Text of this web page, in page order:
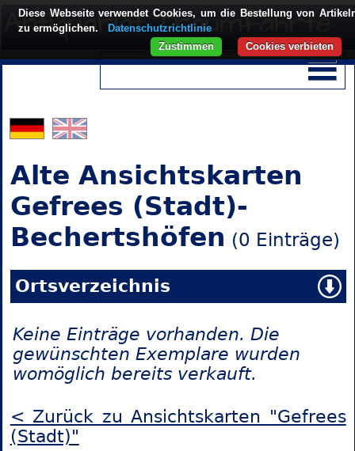
Alte Ansichtskarten
Gefrees (Stadt)-
Bechertshöfen (0 Einträge)
Ortsverzeichnis
Keine Einträge vorhanden. Die
gewünschten Exemplare wurden
womöglich bereits verkauft.
< Zurück zu Ansichtskarten "Gefrees
(Stadt)"
Diese Webseite verwendet Cookies, um die Bestellung von
zu ermöglichen.
Datenschutzrichtlinie
Cookies verbieten
Zustimmen